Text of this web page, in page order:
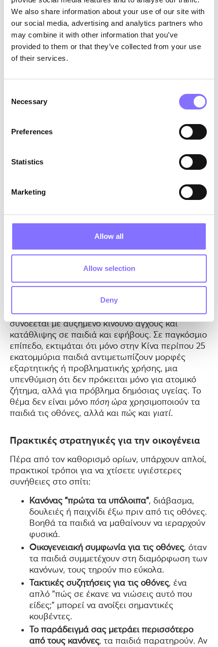
We also share information about your use of our site with
our social media, advertising and analytics partners who
may combine it with other information that you’ve
provided to them or that they’ve collected from your use
of their services.
Selection
Necessary
Preferences
Statistics
Marketing
Allow all
Allow selection
Deny
Σημάδια ότι το παιδί σας χρησιμοποιεί
υπερβολικά τις οθόνες
Αν και οι οθόνες είναι κανονικό κομμάτι της
Εκνευρισμό ή εκρήξεις θυμού όταν
Απώλεια ενδιαφέροντος για χόμπι, παιχνίδι
στο ύπαιθρο ή συναναστροφή με φίλους
Δυσκολία να κοιμηθεί ή διαταραχές ύπνου
Πτώση στη σχολική απόδοση ή δυσκολία
Αν εμφανίζονται αρκετά από αυτά μαζί, μπορεί να
χρήση οθονών, και σαφές σήμα ότι χρειάζονται
πιο ξεκάθαρα όρια και υποστήριξη.
Όλο και περισσότερες έρευνες αναδεικνύουν τη
σύνδεση μεταξύ οθονών και ψυχικής υγείας.
Μελέτες δείχνουν ότι η χρήση social media για
περισσότερες από τρεις ώρες την ημέρα
συνδέεται με αυξημένο κίνδυνο άγχους και
κατάθλιψης σε παιδιά και εφήβους. Σε παγκόσμιο
επίπεδο, εκτιμάται ότι μόνο στην Κίνα περίπου 25
εκατομμύρια παιδιά αντιμετωπίζουν μορφές
εξαρτητικής ή προβληματικής χρήσης, μια
υπενθύμιση ότι δεν πρόκειται μόνο για ατομικό
ζήτημα, αλλά για πρόβλημα δημόσιας υγείας. Το
θέμα δεν είναι μόνο πόση ώρα χρησιμοποιούν τα
παιδιά τις οθόνες, αλλά και πώς και γιατί.
Πρακτικές στρατηγικές για την οικογένεια
Πέρα από τον καθορισμό ορίων, υπάρχουν απλοί,
πρακτικοί τρόποι για να χτίσετε υγιέστερες
συνήθειες στο σπίτι:
Κανόνας "πρώτα τα υπόλοιπα", διάβασμα,
δουλειές ή παιχνίδι έξω πριν από τις οθόνες.
Βοηθά τα παιδιά να μαθαίνουν να ιεραρχούν
φυσικά.
Οικογενειακή συμφωνία για τις οθόνες, όταν
τα παιδιά συμμετέχουν στη διαμόρφωση των
κανόνων, τους τηρούν πιο εύκολα.
Τακτικές συζητήσεις για τις οθόνες, ένα
απλό "πώς σε έκανε να νιώσεις αυτό που
είδες;" μπορεί να ανοίξει σημαντικές
κουβέντες.
Το παράδειγμά σας μετράει περισσότερο
από τους κανόνες, τα παιδιά παρατηρούν. Αν